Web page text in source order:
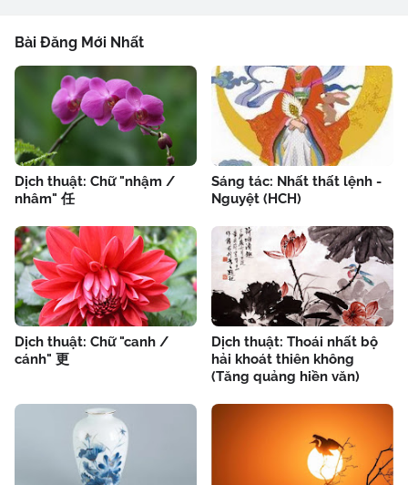
Bài Đăng Mới Nhất
Dịch thuật: Chữ "nhậm /
nhâm" 任
Sáng tác: Nhất thất lệnh -
Nguyệt (HCH)
Dịch thuật: Chữ "canh /
cánh" 更
Dịch thuật: Thoái nhất bộ
hải khoát thiên không
(Tăng quảng hiền văn)